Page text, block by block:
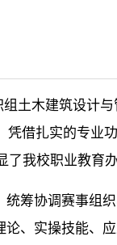
土木建筑设计
借扎实的专业
我校职业教育
筹协调赛事组
、实操技能、